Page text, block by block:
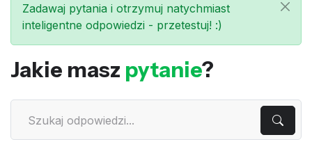
Zadawaj pytania i otrzymuj natychmiast
inteligentne odpowiedzi - przetestuj! :)
Jakie masz pytanie?